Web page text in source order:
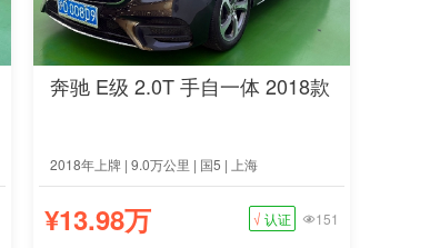
奔驰 E级 2.0T 手自一体 2018款
2018年上牌 | 9.0万公里 | 国5 | 上海
¥13.98万 √ 认证 151